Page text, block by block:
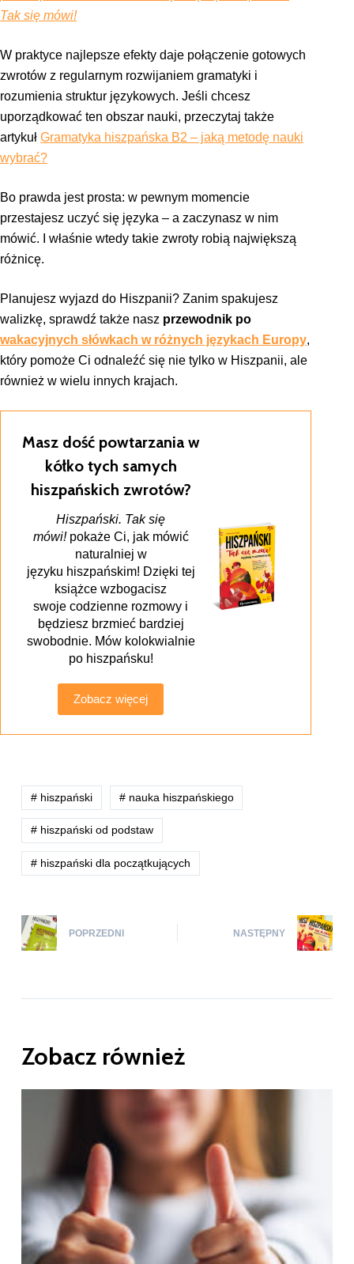
Tak się mówi!
W praktyce najlepsze efekty daje połączenie gotowych
zwrotów z regularnym rozwijaniem gramatyki i
rozumienia struktur językowych. Jeśli chcesz
uporządkować ten obszar nauki, przeczytaj także
artykuł Gramatyka hiszpańska B2 – jaką metodę nauki
wybrać?
Bo prawda jest prosta: w pewnym momencie
przestajesz uczyć się języka – a zaczynasz w nim
mówić. I właśnie wtedy takie zwroty robią największą
różnicę.
Planujesz wyjazd do Hiszpanii? Zanim spakujesz
walizkę, sprawdź także nasz przewodnik po
wakacyjnych słówkach w różnych językach Europy,
który pomoże Ci odnaleźć się nie tylko w Hiszpanii, ale
również w wielu innych krajach.
Masz dość powtarzania w
kółko tych samych
hiszpańskich zwrotów?
Hiszpański. Tak się
mówi!pokaże Ci, jak mówić
naturalniej w
języku hiszpańskim! Dzięki tej
książce wzbogacisz
swoje codzienne rozmowy i
będziesz brzmieć bardziej
swobodnie. Mów kolokwialnie
po hiszpańsku!
Zobacz więcej
# hiszpański # nauka hiszpańskiego
# hiszpański od podstaw
# hiszpański dla początkujących
POPRZEDNI NASTĘPNY
Zobacz również